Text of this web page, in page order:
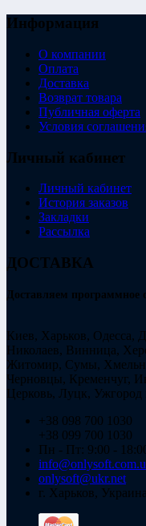
Информация
О компании
Оплата
Доставка
Возврат товара
Публичная оферта
Условия
Личный кабинет
Личный кабинет
История заказов
Закладки
Рассылка
ДОСТАВКА
Доставляем программное
Киев, Харьков, Одесса,
Николаев, Винница,
Житомир, Сумы,
Черновцы, Кременчуг,
Церковь, Луцк, Ужгород
+38 098 700 1030
+38 099 700 1030
Пн - Пт: 9:00 -
onlysoft@ukr.net
г. Харьков, Украина